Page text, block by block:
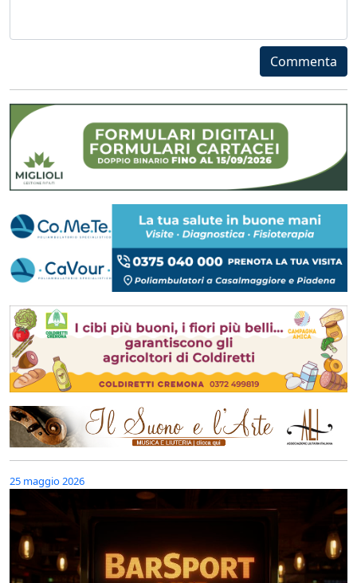
Commenta
25 maggio 2026